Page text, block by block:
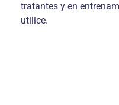
tratan­tes y en
utilice.